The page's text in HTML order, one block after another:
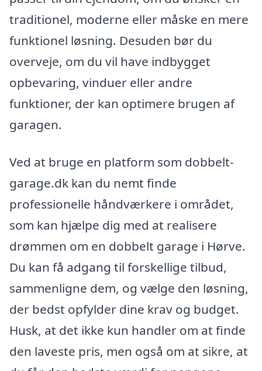
traditionel, moderne eller måske en mere
funktionel løsning. Desuden bør du
overveje, om du vil have indbygget
opbevaring, vinduer eller andre
funktioner, der kan optimere brugen af
garagen.
Ved at bruge en platform som dobbelt-
garage.dk kan du nemt finde
professionelle håndværkere i området,
som kan hjælpe dig med at realisere
drømmen om en dobbelt garage i Hørve.
Du kan få adgang til forskellige tilbud,
sammenligne dem, og vælge den løsning,
der bedst opfylder dine krav og budget.
Husk, at det ikke kun handler om at finde
den laveste pris, men også om at sikre, at